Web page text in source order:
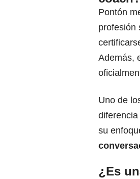
Pontón
profesión
Además,
Uno de
su
¿Es